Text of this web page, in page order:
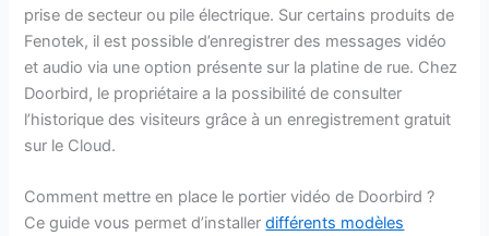
prise de secteur ou pile électrique. Sur certains produits de
Fenotek, il est possible d’enregistrer des messages vidéo
et audio via une option présente sur la platine de rue. Chez
Doorbird, le propriétaire a la possibilité de consulter
l’historique des visiteurs grâce à un enregistrement gratuit
sur le Cloud.
Comment mettre en place le portier vidéo de Doorbird ?
Ce guide vous permet d’installerdifférents modèles